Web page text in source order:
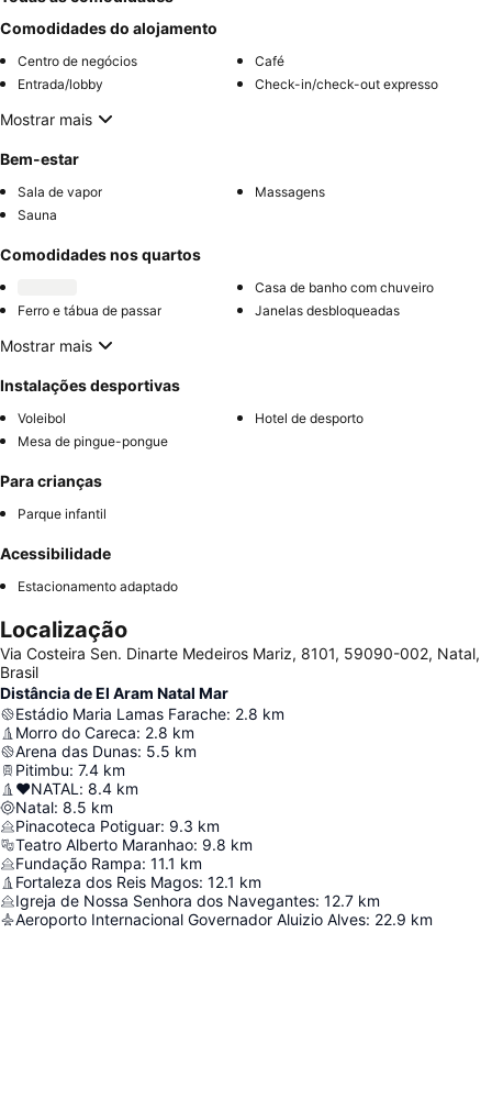
Comodidades do alojamento
Centro de negócios
Café
Entrada/lobby
Check-in/check-out expresso
Mostrar mais
Bem-estar
Sala de vapor
Massagens
Sauna
Comodidades nos quartos
Casa de banho com chuveiro
Ferro e tábua de passar
Janelas desbloqueadas
Mostrar mais
Instalações desportivas
Voleibol
Hotel de desporto
Mesa de pingue-pongue
Para crianças
Parque infantil
Acessibilidade
Estacionamento adaptado
Localização
Via Costeira Sen. Dinarte Medeiros Mariz, 8101, 59090-002, Natal,
Brasil
Distância de El Aram Natal Mar
Estádio Maria Lamas Farache: 2.8 km
Morro do Careca: 2.8 km
Arena das Dunas: 5.5 km
Pitimbu: 7.4 km
❤NATAL: 8.4 km
Natal: 8.5 km
Pinacoteca Potiguar: 9.3 km
Teatro Alberto Maranhao: 9.8 km
Fundação Rampa: 11.1 km
Fortaleza dos Reis Magos: 12.1 km
Igreja de Nossa Senhora dos Navegantes: 12.7 km
Aeroporto Internacional Governador Aluizio Alves: 22.9 km